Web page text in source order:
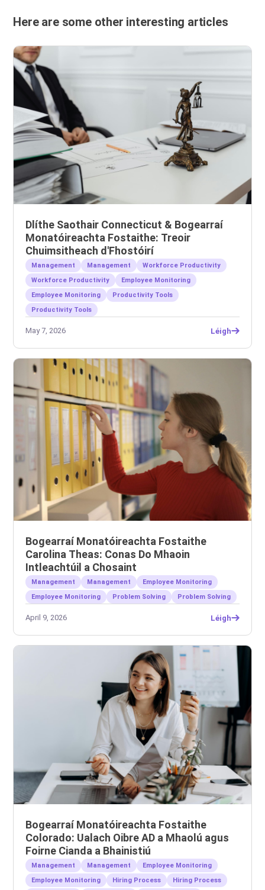
Here are some other interesting articles
Dlíthe Saothair Connecticut & Bogearraí
Monatóireachta Fostaithe: Treoir
Chuimsitheach d'Fhostóirí
Management Management
Workforce Productivity
Workforce Productivity
Employee Monitoring
Employee Monitoring
Productivity Tools
Productivity Tools
May 7, 2026 Léigh
Bogearraí Monatóireachta Fostaithe
Carolina Theas: Conas Do Mhaoin
Intleachtúil a Chosaint
Management Management
Employee Monitoring
Employee Monitoring
Problem Solving Problem Solving
April 9, 2026 Léigh
Bogearraí Monatóireachta Fostaithe
Colorado: Ualach Oibre AD a Mhaolú agus
Foirne Cianda a Bhainistiú
Management Management
Employee Monitoring
Employee Monitoring
Hiring Process
Hiring Process